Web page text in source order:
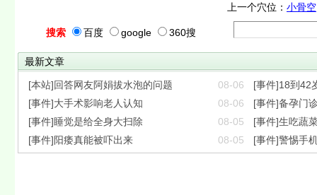
上一个穴位： 小骨空
搜索 百度 google 360搜
最新文章
[本站]回答网友阿娟拔水泡的问题 08-06
[事件]18到42
[事件]大手术影响老人认知
08-06
[事件]备孕门
[事件]睡觉是给全身大扫除
08-05
[事件]生吃蔬
[事件]阳痿真能被吓出来
08-05 [事件]警惕手